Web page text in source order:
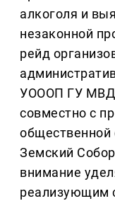
алкоголя и
незаконной
рейд
УОООП ГУ МВД
совместно с
общественной
Земский
внимание
реализующим